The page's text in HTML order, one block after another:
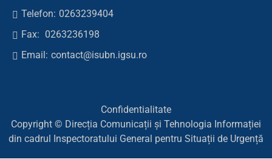
Telefon: 0263239404
Fax: 0263236198
Email: contact@isubn.igsu.ro
Confidentialitate
Copyright © Direcția Comunicații și Tehnologia Informației
din cadrul Inspectoratului General pentru Situații de Urgență